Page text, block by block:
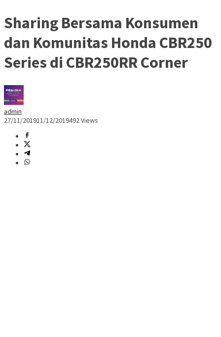
Sharing Bersama Konsumen
dan Komunitas Honda CBR250
Series di CBR250RR Corner
admin
27/11/201911/12/2019492 Views